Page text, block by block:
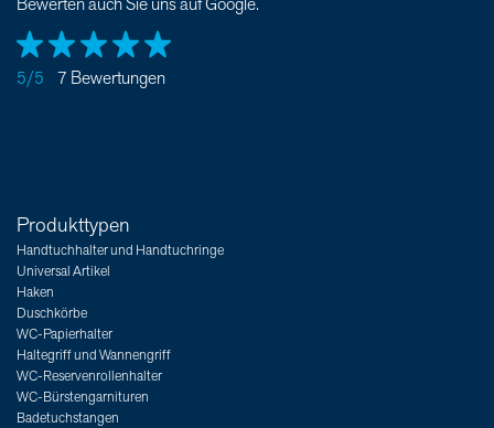
5/5 7 Bewertungen
Produkttypen
Handtuchhalter und Handtuchringe
Universal Artikel
Haken
Duschkörbe
WC-Papierhalter
Haltegriff und Wannengriff
WC-Reservenrollenhalter
WC-Bürstengarnituren
Badetuchstangen